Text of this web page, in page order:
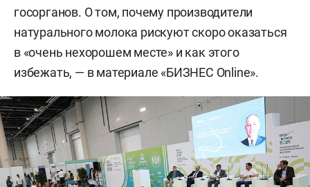
госорганов. О том, почему производители
натурального молока рискуют скоро оказаться
в «очень нехорошем месте» и как этого
избежать, — в материале «БИЗНЕС Online».